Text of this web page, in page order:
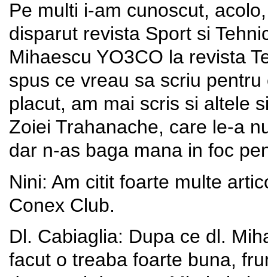
Pe multi i-am cunoscut,
disparut revista Sport si
Mihaescu YO3CO la revista
spus ce vreau sa scriu
placut, am mai scris si altele
Zoiei Trahanache, care le-a
dar n-as baga mana in foc
Nini: Am citit foarte multe
Conex Club.
Dl. Cabiaglia: Dupa ce dl.
facut o treaba foarte buna,